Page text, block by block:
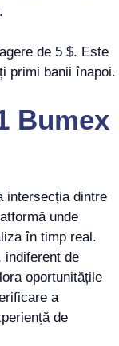
de 5 $. Este
primi banii înapoi.
Bumex
intersecția dintre
unde
în timp real.
indiferent de
oportunitățile
a
de